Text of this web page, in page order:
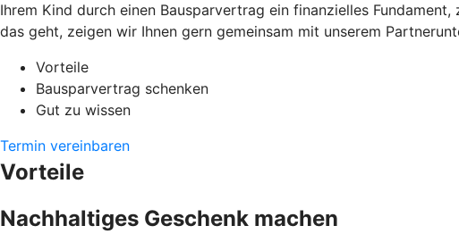
Ihrem Kind durch einen Bausparvertrag ein finanzielles
das geht, zeigen wir Ihnen gern gemeinsam mit unserem
Vorteile
Bausparvertrag schenken
Gut zu wissen
Termin vereinbaren
Vorteile
Nachhaltiges Geschenk machen